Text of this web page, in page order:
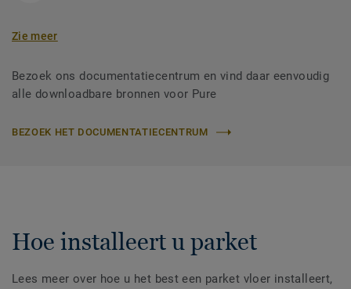
Zie meer
Bezoek ons documentatiecentrum en vind daar eenvoudig
alle downloadbare bronnen voor Pure
BEZOEK HET DOCUMENTATIECENTRUM
Hoe installeert u parket
Lees meer over hoe u het best een parket vloer installeert,